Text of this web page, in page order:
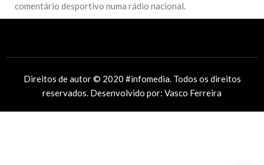
comentário desportivo numa rádio nacional.
Direitos de autor © 2020 #infomedia. Todos os direitos
reservados. Desenvolvido por: Vasco Ferreira